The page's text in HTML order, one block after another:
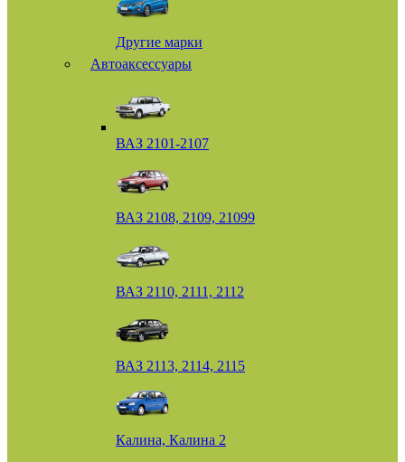
Другие марки
Автоаксессуары
ВАЗ 2101-2107
ВАЗ 2108, 2109, 21099
ВАЗ 2110, 2111, 2112
ВАЗ 2113, 2114, 2115
Калина, Калина 2